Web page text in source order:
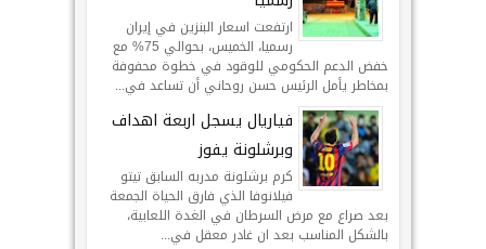
ارتفعت اسعار البنزين في إيران
رسميا، الخميس، بحوالي 75% مع
خفض الدعم الحكومي للوقود في خطوة محفوفة
بمخاطر يأمل الرئيس حسن روحاني أن تساعد في...
فياريال يسجل اربعة اهداف
وبرشلونة يفوز
كرم برشلونة مدربه السابق تيتو
فيلانوفا الذي فارق الحياة الجمعة
بعد صراع مع مرض السرطان في الغدة اللعابية،
بالشكل المناسب بعد ان غادر معقل في...